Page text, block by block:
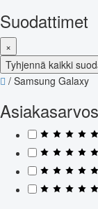
Suodattimet
×
Tyhjennä kaikki
/ Samsung Galaxy